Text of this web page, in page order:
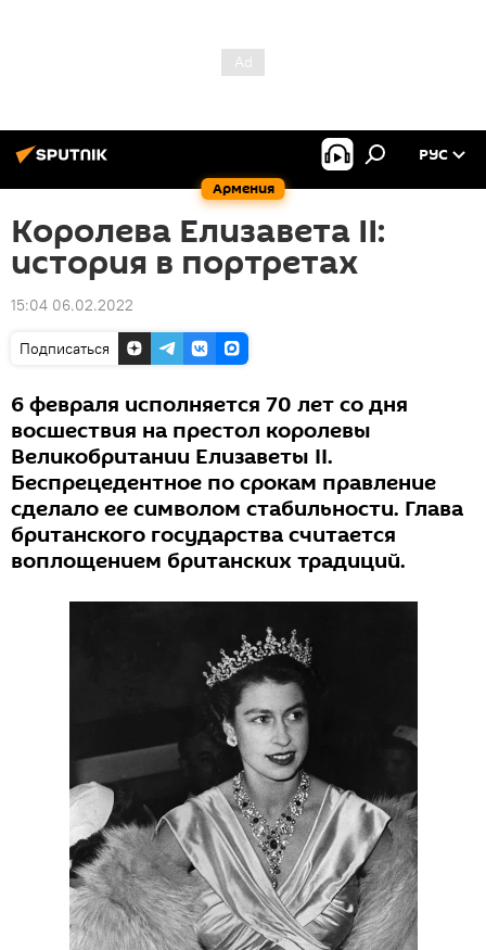
Армения
РУС
Королева Елизавета II:
история в портретах
15:04 06.02.2022
Подписаться
6 февраля исполняется 70 лет со дня
восшествия на престол королевы
Великобритании Елизаветы II.
Беспрецедентное по срокам правление
сделало ее символом стабильности. Глава
британского государства считается
воплощением британских традиций.